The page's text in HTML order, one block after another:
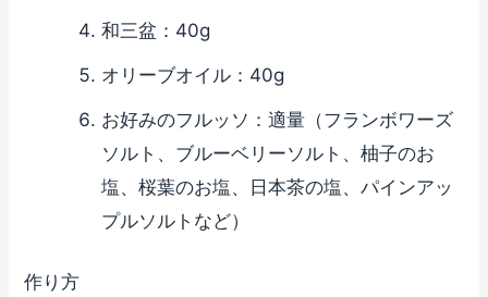
和三盆：40g
オリーブオイル：40g
お好みのフルッソ：適量（フランボワーズ
ソルト、ブルーベリーソルト、柚子のお
塩、桜葉のお塩、日本茶の塩、パインアッ
プルソルトなど）
作り方